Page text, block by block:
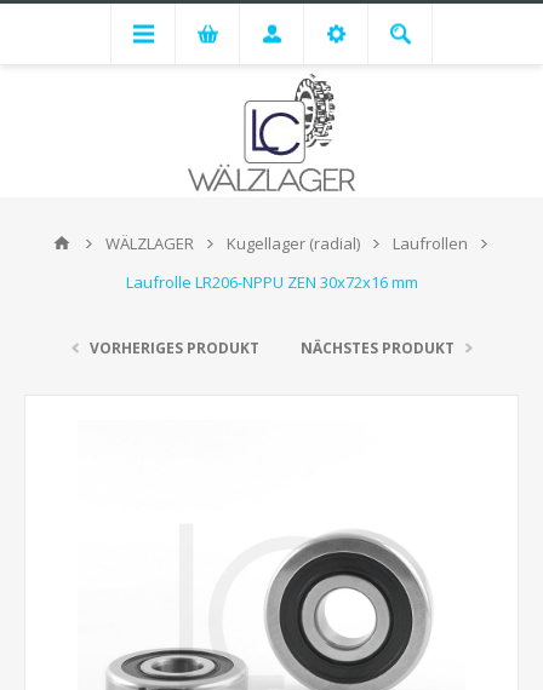
WÄLZLAGER Kugellager (radial)
Laufrollen
Laufrolle LR206-NPPU ZEN 30x72x16 mm
VORHERIGES PRODUKT NÄCHSTES PRODUKT